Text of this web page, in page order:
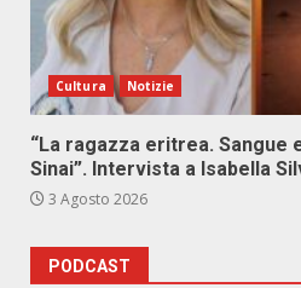
Cultura Notizie
“La ragazza eritrea.
Sinai”. Intervista a Isabella
3 Agosto 2026
PODCAST